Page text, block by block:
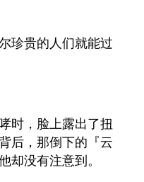
珍贵的人们就能过
时，脸上露出了扭
后，那倒下的『云
却没有注意到。